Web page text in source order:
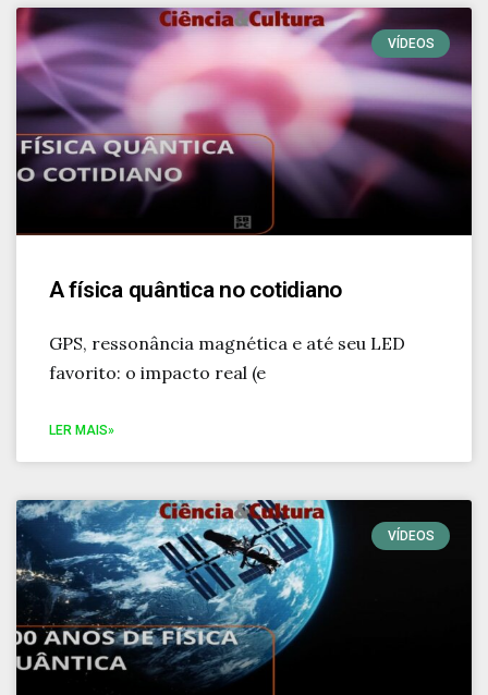
VÍDEOS
A física quântica no cotidiano
GPS, ressonância magnética e até seu LED
favorito: o impacto real (e
LER MAIS»
VÍDEOS